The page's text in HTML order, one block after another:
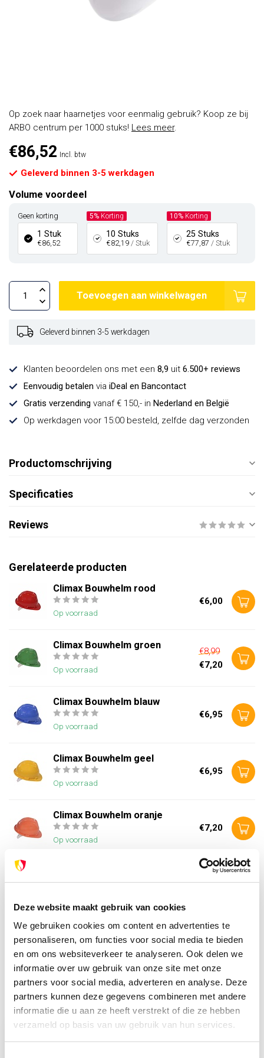
Deze website maakt gebruik van cookies
We gebruiken cookies om content en advertenties te
personaliseren, om functies voor social media te bieden
en om ons websiteverkeer te analyseren. Ook delen we
informatie over uw gebruik van onze site met onze
partners voor social media, adverteren en analyse. Deze
partners kunnen deze gegevens combineren met andere
informatie die u aan ze heeft verstrekt of die ze hebben
verzameld op basis van uw gebruik van hun services.
Op zoek naar haarnetjes voor eenmalig gebruik? Koop ze bij
ARBO centrum per 1000 stuks! Lees meer.
€86,52 Incl. btw
Geleverd binnen 3-5 werkdagen
Volume voordeel
Geen korting
1 Stuk
€86,52
5% Korting
10 Stuks
€82,19 / Stuk
10%Korting
25 Stuks
€77,87 / Stuk
Toevoegen aan winkelwagen
Geleverd binnen 3-5 werkdagen
Klanten beoordelen ons met een 8,9 uit 6.500+ reviews
Eenvoudig betalen via iDeal en Bancontact
Gratis verzending vanaf € 150,- in Nederland en België
Op werkdagen voor 15:00 besteld, zelfde dag verzonden
Productomschrijving
Specificaties
Reviews
Gerelateerde producten
Climax Bouwhelm rood
Op voorraad
€6,00
Climax Bouwhelm groen
Op voorraad
€8,99
€7,20
Climax Bouwhelm blauw
Op voorraad
€6,95
Climax Bouwhelm geel
Op voorraad
€6,95
Climax Bouwhelm oranje
Op voorraad
€7,20
Of heb je hulp nodig bij je bestelling? Neem contact op
met onze klantenservice. We helpen je graag verder!
info@brandpreventie.be
+31 (0) 6 82095086
Recent bekeken